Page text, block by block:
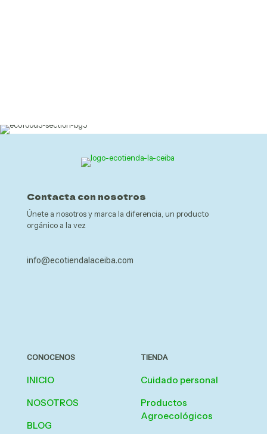
Contacta con nosotros
Únete a nosotros y marca la diferencia, un producto
orgánico a la vez
info@ecotiendalaceiba.com
CONOCENOS
INICIO
NOSOTROS
BLOG
TIENDA
Cuidado personal
Productos
Agroecológicos